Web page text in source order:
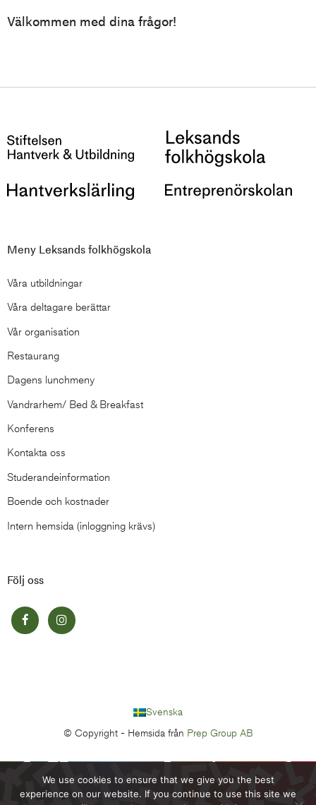
Välkommen med dina frågor!
Meny Leksands folkhögskola
Våra utbildningar
Våra deltagare berättar
Vår organisation
Restaurang
Dagens lunchmeny
Vandrarhem/ Bed & Breakfast
Konferens
Kontakta oss
Studerandeinformation
Boende och kostnader
Intern hemsida (inloggning krävs)
Följ oss
Svenska
© Copyright - Hemsida från Prep Group AB
We use cookies to ensure that we give you the best
experience on our website. If you continue to use this site we